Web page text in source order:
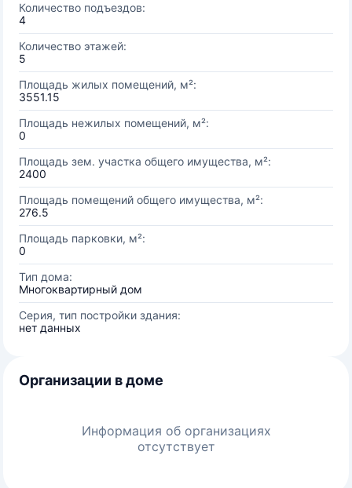
Количество подъездов:
4
Количество этажей:
5
Площадь жилых помещений, м²:
3551.15
Площадь нежилых помещений, м²:
0
Площадь зем. участка общего имущества, м²:
2400
Площадь помещений общего имущества, м²:
276.5
Площадь парковки, м²:
0
Тип дома:
Многоквартирный дом
Серия, тип постройки здания:
нет данных
Организации в доме
Информация об организациях
отсутствует